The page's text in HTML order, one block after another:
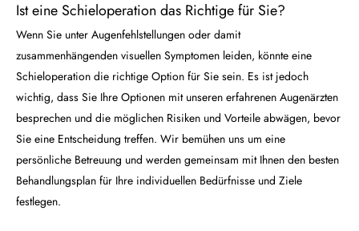
Ist eine Schieloperation das Richtige für Sie?
Wenn Sie unter Augenfehlstellungen oder damit
zusammenhängenden visuellen Symptomen leiden, könnte eine
Schieloperation die richtige Option für Sie sein. Es ist jedoch
wichtig, dass Sie Ihre Optionen mit unseren erfahrenen Augenärzten
besprechen und die möglichen Risiken und Vorteile abwägen, bevor
Sie eine Entscheidung treffen. Wir bemühen uns um eine
persönliche Betreuung und werden gemeinsam mit Ihnen den besten
Behandlungsplan für Ihre individuellen Bedürfnisse und Ziele
festlegen.